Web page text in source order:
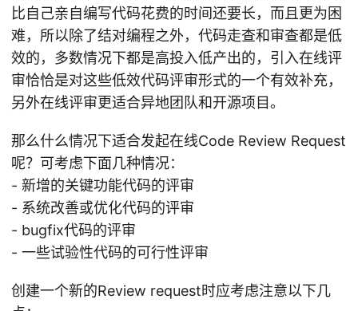
比自己亲自编写代码花费的时间还要长，而且更为困
难，所以除了结对编程之外，代码走查和审查都是低
效的，多数情况下都是高投入低产出的，引入在线评
审恰恰是对这些低效代码评审形式的一个有效补充，
另外在线评审更适合异地团队和开源项目。
那么什么情况下适合发起在线Code Review Request
呢？可考虑下面几种情况：
- 新增的关键功能代码的评审
- 系统改善或优化代码的评审
- bugfix代码的评审
- 一些试验性代码的可行性评审
创建一个新的Review request时应考虑注意以下几